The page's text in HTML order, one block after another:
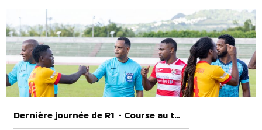
Dernière journée de R1 - Course au titre 2023 : AIGLON vs GOLDEN LION